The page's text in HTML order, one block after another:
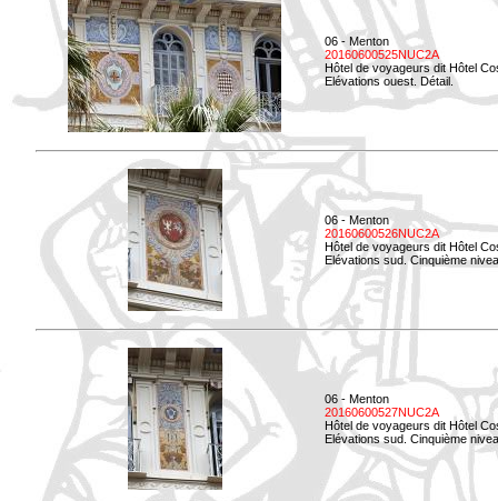
06 - Menton
20160600525NUC2A
Hôtel de voyageurs dit Hôtel
Elévations ouest. Détail.
06 - Menton
20160600526NUC2A
Hôtel de voyageurs dit Hôtel
Elévations sud. Cinquième
06 - Menton
20160600527NUC2A
Hôtel de voyageurs dit Hôtel
Elévations sud. Cinquième